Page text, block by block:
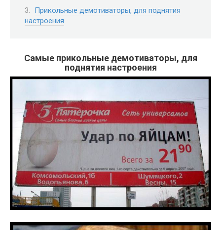
Прикольные демотиваторы, для поднятия
настроения
Самые прикольные демотиваторы, для
поднятия настроения